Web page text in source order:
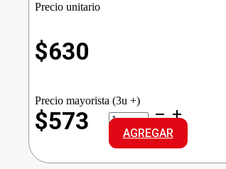
Precio unitario
$630
Precio mayorista (3u +)
$573
NIKITOS
MAIKITO
DE
QUESO
cantidad
AGREGAR